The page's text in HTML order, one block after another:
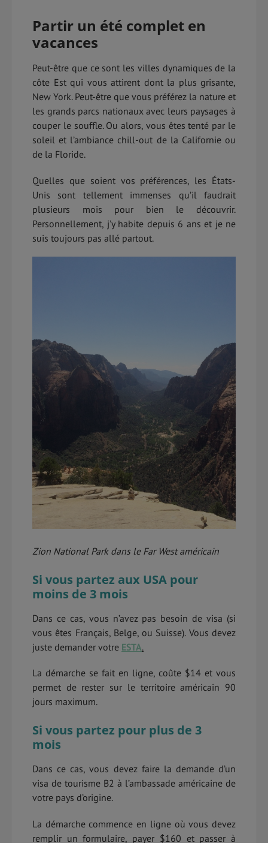
Partir un été complet en
vacances
Peut-être que ce sont les villes dynamiques de la
côte Est qui vous attirent dont la plus grisante,
New York. Peut-être que vous préférez la nature et
les grands parcs nationaux avec leurs paysages à
couper le souffle. Ou alors, vous êtes tenté par le
soleil et l’ambiance chill-out de la Californie ou
de la Floride.
Quelles que soient vos préférences, les États-
Unis sont tellement immenses qu’il faudrait
plusieurs mois pour bien le découvrir.
Personnellement, j’y habite depuis 6 ans et je ne
suis toujours pas allé partout.
Zion National Park dans le Far West américain
Si vous partez aux USA pour
moins de 3 mois
Dans ce cas, vous n’avez pas besoin de visa (si
vous êtes Français, Belge, ou Suisse). Vous devez
juste demander votre ESTA.
La démarche se fait en ligne, coûte $14 et vous
permet de rester sur le territoire américain 90
jours maximum.
Si vous partez pour plus de 3
mois
Dans ce cas, vous devez faire la demande d’un
visa de tourisme B2 à l’ambassade américaine de
votre pays d’origine.
La démarche commence en ligne où vous devez
remplir un formulaire, payer $160 et passer à